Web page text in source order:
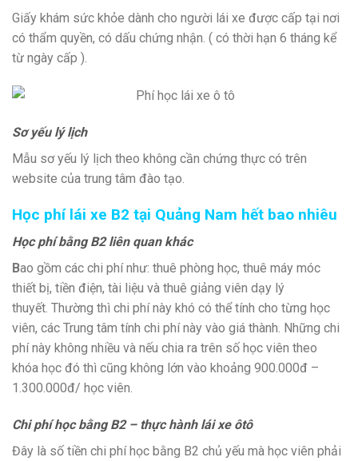
Giấy khám sức khỏe dành cho người lái xe được cấp tại nơi
có thẩm quyền, có dấu chứng nhận. ( có thời hạn 6 tháng kể
từ ngày cấp ).
Sơ yếu lý lịch
Mẫu sơ yếu lý lịch theo không cần chứng thực có trên
website của trung tâm đào tạo.
Học phí lái xe B2 tại Quảng Nam hết bao nhiêu
Học phí bằng B2 liên quan khác
Bao gồm các chi phí như: thuê phòng học, thuê máy móc
thiết bị, tiền điện, tài liệu và thuê giảng viên dạy lý
thuyết. Thường thì chi phí này khó có thể tính cho từng học
viên, các Trung tâm tính chi phí này vào giá thành. Những chi
phí này không nhiều và nếu chia ra trên số học viên theo
khóa học đó thì cũng không lớn vào khoảng 900.000đ –
1.300.000đ/ học viên.
Chi phí học bằng B2 – thực hành lái xe ôtô
Đây là số tiền chi phí học bằng B2 chủ yếu mà học viên phải